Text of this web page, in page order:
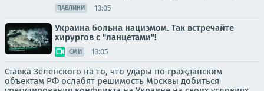
ПАБЛИКИ 13:05
Украина больна нацизмом. Так встречайте
хирургов с "ланцетами"!
СМИ 13:05
Ставка Зеленского на то, что удары по гражданским
объектам РФ ослабят решимость Москвы добиться